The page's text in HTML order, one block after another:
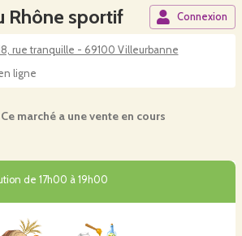
Rhône sportif Connexion
rue tranquille - 69100 Villeurbanne
ligne
Ce marché a une vente en cours
de 17h00 à 19h00